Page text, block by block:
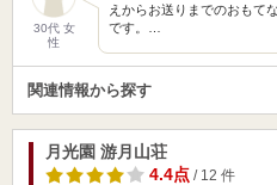
30代 女
性
えからお送りまでのおもて
です。…
関連情報から探す
月光園 游月山荘
4.4点/ 12 件